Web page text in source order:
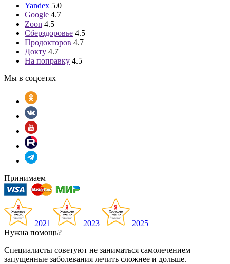
Yandex 5.0
Google 4.7
Zoon 4.5
Сберздоровье 4.5
Продокторов 4.7
Докту 4.7
На поправку 4.5
Мы в соцсетях
Принимаем
2021 2023
2025
Нужна помощь?
Специалисты советуют не заниматься самолечением
запущенные заболевания лечить сложнее и дольше.